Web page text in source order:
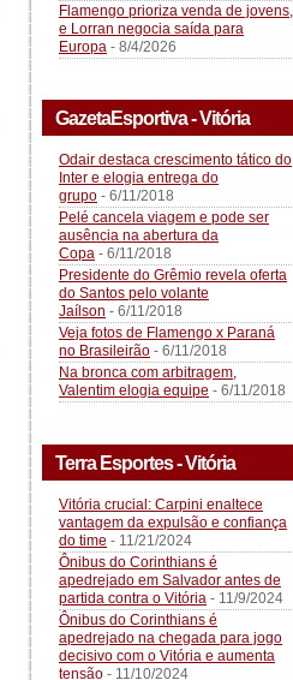
Flamengo prioriza venda de jovens,
e Lorran negocia saída para
Europa - 8/4/2026
GazetaEsportiva - Vitória
Odair destaca crescimento tático do
Inter e elogia entrega do
grupo - 6/11/2018
Pelé cancela viagem e pode ser
ausência na abertura da
Copa - 6/11/2018
Presidente do Grêmio revela oferta
do Santos pelo volante
Jaílson - 6/11/2018
Veja fotos de Flamengo x Paraná
no Brasileirão - 6/11/2018
Na bronca com arbitragem,
Valentim elogia equipe - 6/11/2018
Terra Esportes - Vitória
Vitória crucial: Carpini enaltece
vantagem da expulsão e confiança
do time - 11/21/2024
Ônibus do Corinthians é
apedrejado em Salvador antes de
partida contra o Vitória - 11/9/2024
Ônibus do Corinthians é
apedrejado na chegada para jogo
decisivo com o Vitória e aumenta
tensão - 11/10/2024